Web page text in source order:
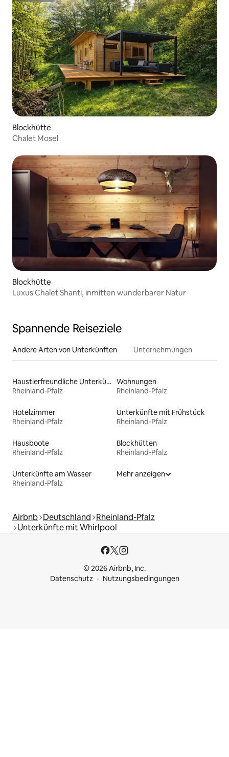
Blockhütte
Chalet Mosel
Blockhütte
Luxus Chalet Shanti, inmitten wunderbarer Natur
Spannende Reiseziele
Andere Arten von Unterkünften Unternehmungen
Haustierfreundliche Unterkünfte
Rheinland-Pfalz
Wohnungen
Rheinland-Pfalz
Hotelzimmer
Rheinland-Pfalz
Unterkünfte mit Frühstück
Rheinland-Pfalz
Hausboote
Rheinland-Pfalz
Blockhütten
Rheinland-Pfalz
Unterkünfte am Wasser
Rheinland-Pfalz
Mehr anzeigen
Airbnb Deutschland Rheinland-Pfalz
Unterkünfte mit Whirlpool
© 2026 Airbnb, Inc.
Datenschutz
Nutzungsbedingungen